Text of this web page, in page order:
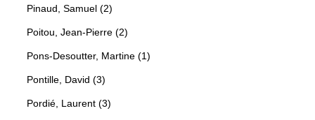
Pinaud, Samuel (2)
Poitou, Jean-Pierre (2)
Pons-Desoutter, Martine (1)
Pontille, David (3)
Pordié, Laurent (3)